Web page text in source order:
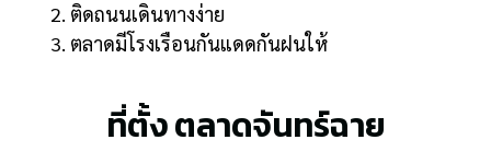
ติดถนนเดินทางง่าย
ตลาดมีโรงเรือนกันแดดกันฝนให้
ที่ตั้ง ตลาดจันทร์ฉาย